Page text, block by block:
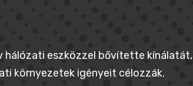
hálózati eszközzel bővítette kínálatát,
környezetek igényeit célozzák.